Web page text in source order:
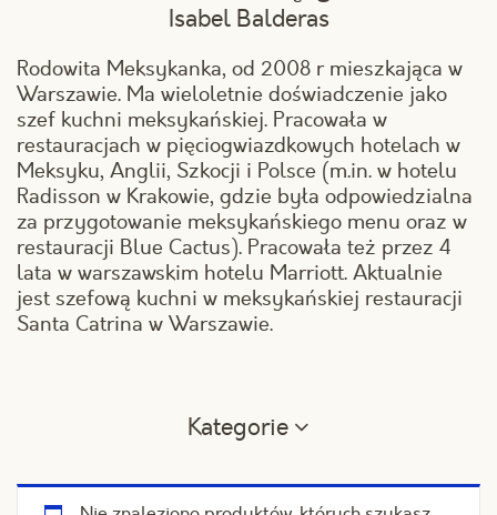
Isabel Balderas
Rodowita Meksykanka, od 2008 r mieszkająca w
Warszawie. Ma wieloletnie doświadczenie jako
szef kuchni meksykańskiej. Pracowała w
restauracjach w pięciogwiazdkowych hotelach w
Meksyku, Anglii, Szkocji i Polsce (m.in. w hotelu
Radisson w Krakowie, gdzie była odpowiedzialna
za przygotowanie meksykańskiego menu oraz w
restauracji Blue Cactus). Pracowała też przez 4
lata w warszawskim hotelu Marriott. Aktualnie
jest szefową kuchni w meksykańskiej restauracji
Santa Catrina w Warszawie.
Kategorie